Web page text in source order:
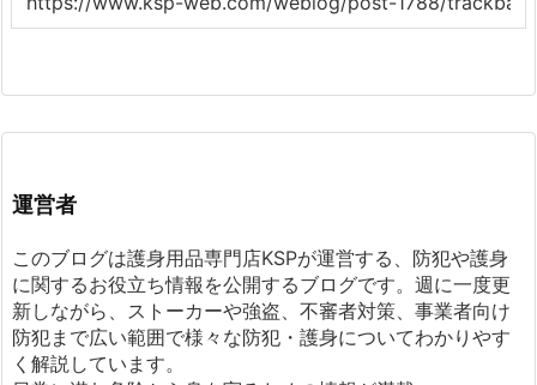
運営者
このブログは護身用品専門店KSPが運営する、防犯や護身
に関するお役立ち情報を公開するブログです。週に一度更
新しながら、ストーカーや強盗、不審者対策、事業者向け
防犯まで広い範囲で様々な防犯・護身についてわかりやす
く解説しています。